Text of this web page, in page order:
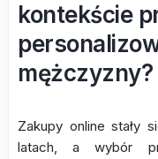
kontekście
mężczyzny?
Zakupy online stały
latach, a wybór